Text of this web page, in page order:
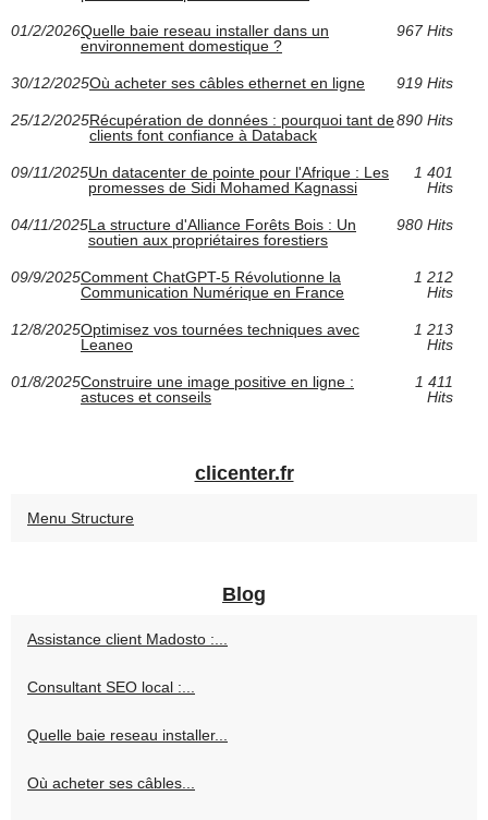
01/2/2026Quelle baie reseau installer dans un
environnement domestique ?
967 Hits
30/12/2025Où acheter ses câbles ethernet en ligne 919 Hits
25/12/2025Récupération de données : pourquoi tant de
clients font confiance à Databack
890 Hits
09/11/2025Un datacenter de pointe pour l'Afrique : Les
promesses de Sidi Mohamed Kagnassi
1 401
Hits
04/11/2025La structure d'Alliance Forêts Bois : Un
soutien aux propriétaires forestiers
980 Hits
09/9/2025Comment ChatGPT-5 Révolutionne la
Communication Numérique en France
1 212
Hits
12/8/2025Optimisez vos tournées techniques avec
Leaneo
1 213
Hits
01/8/2025Construire une image positive en ligne :
astuces et conseils
1 411
Hits
clicenter.fr
Menu Structure
Blog
Assistance client Madosto :...
Consultant SEO local :...
Quelle baie reseau installer...
Où acheter ses câbles...